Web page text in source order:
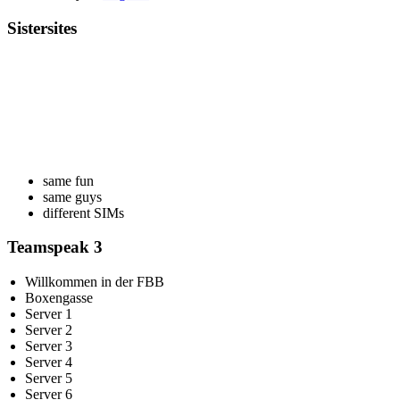
Sistersites
same fun
same guys
different SIMs
Teamspeak 3
Willkommen in der FBB
Boxengasse
Server 1
Server 2
Server 3
Server 4
Server 5
Server 6